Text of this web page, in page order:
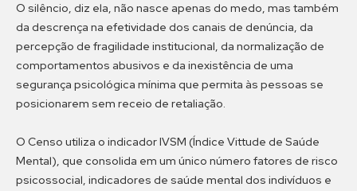
O silêncio, diz ela, não nasce apenas do medo, mas também
da descrença na efetividade dos canais de denúncia, da
percepção de fragilidade institucional, da normalização de
comportamentos abusivos e da inexistência de uma
segurança psicológica mínima que permita às pessoas se
posicionarem sem receio de retaliação.
O Censo utiliza o indicador IVSM (Índice Vittude de Saúde
Mental), que consolida em um único número fatores de risco
psicossocial, indicadores de saúde mental dos indivíduos e